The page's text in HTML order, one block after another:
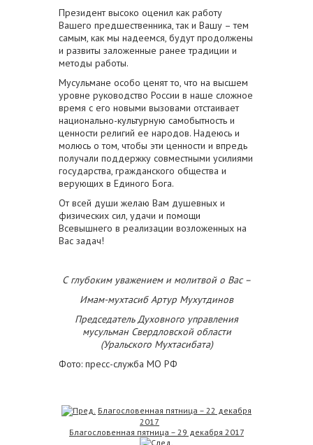
Президент высоко оценил как работу
Вашего предшественника, так и Вашу – тем
самым, как мы надеемся, будут продолжены
и развиты заложенные ранее традиции и
методы работы.
Мусульмане особо ценят то, что на высшем
уровне руководство России в наше сложное
время с его новыми вызовами отстаивает
национально-культурную самобытность и
ценности религий ее народов. Надеюсь и
молюсь о том, чтобы эти ценности и впредь
получали поддержку совместными усилиями
государства, гражданского общества и
верующих в Единого Бога.
От всей души желаю Вам душевных и
физических сил, удачи и помощи
Всевышнего в реализации возложенных на
Вас задач!
С глубоким уважением и молитвой о Вас –
Имам-мухтасиб Артур Мухутдинов
Председатель Духовного управления
мусульман Свердловской области
(Уральского Мухтасибата)
Фото: пресс-служба МО РФ
Благословенная пятница – 22 декабря
2017
Благословенная пятница – 29 декабря 2017